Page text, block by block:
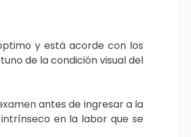
y está acorde con los
de la condición visual del
antes de ingresar a la
en la labor que se